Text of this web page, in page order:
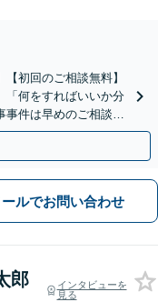
初回のご相談無料】
「何をすればいいか分
事件は早めのご相談が
対応可能】
ールでお問い合わせ
郎
インタビューを
見る